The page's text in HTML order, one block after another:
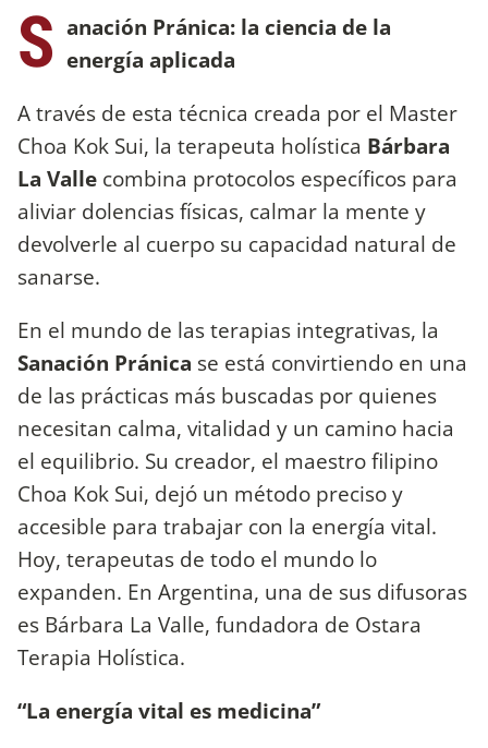
S anación Pránica: la ciencia de la
energía aplicada
A través de esta técnica creada por el Master
Choa Kok Sui, la terapeuta holística Bárbara
La Valle combina protocolos específicos para
aliviar dolencias físicas, calmar la mente y
devolverle al cuerpo su capacidad natural de
sanarse.
En el mundo de las terapias integrativas, la
Sanación Pránica se está convirtiendo en una
de las prácticas más buscadas por quienes
necesitan calma, vitalidad y un camino hacia
el equilibrio. Su creador, el maestro filipino
Choa Kok Sui, dejó un método preciso y
accesible para trabajar con la energía vital.
Hoy, terapeutas de todo el mundo lo
expanden. En Argentina, una de sus difusoras
es Bárbara La Valle, fundadora de Ostara
Terapia Holística.
“La energía vital es medicina”